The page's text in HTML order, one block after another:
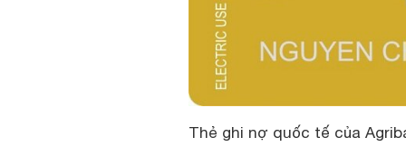
Thẻ ghi nợ quốc tế của